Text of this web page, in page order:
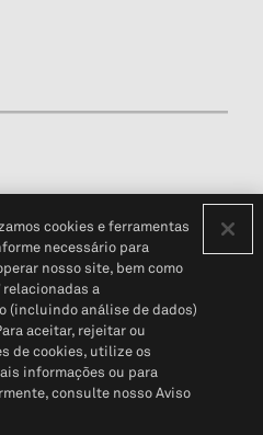
do cliente (em inglês)
© 2026 S&P Global
cookies e ferramentas
necessário para
nosso site, bem como
a
(incluindo análise de dados)
aceitar, rejeitar ou
de cookies, utilize os
informações ou para
consulte nosso Aviso